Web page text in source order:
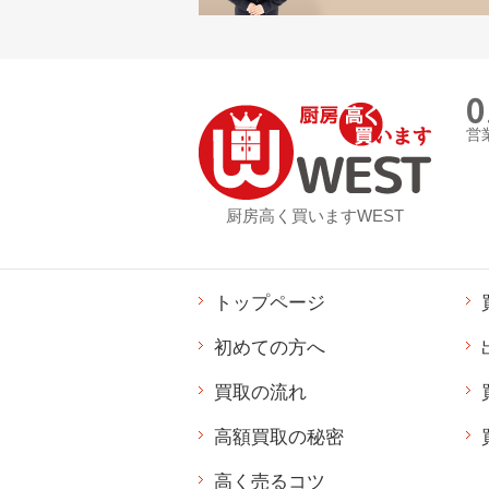
厨房高く買いますWEST
営
トップページ
初めての方へ
買取の流れ
高額買取の秘密
高く売るコツ